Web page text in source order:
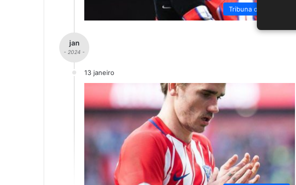
Tribuna do Sertão
jan
- 2024 -
13 janeiro